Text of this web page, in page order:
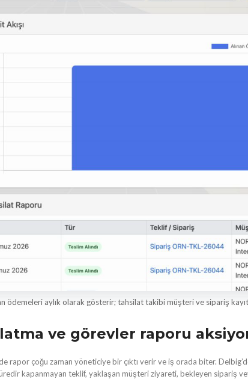
ödemeleri aylık olarak gösterir; tahsilat takibi müşteri ve sipariş
ve görevler raporu
rapor çoğu zaman yöneticiye bir çıktı verir ve iş orada biter.
kapanmayan teklif, yaklaşan müşteri ziyareti, bekleyen sipariş